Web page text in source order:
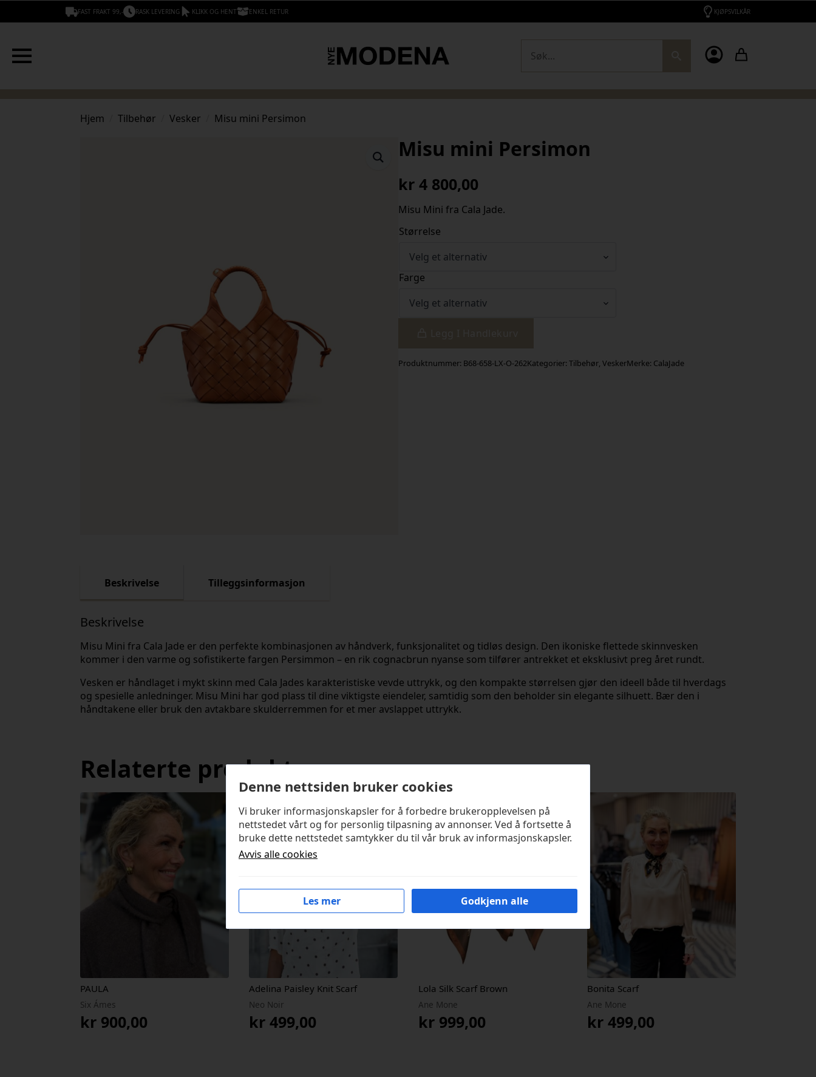
FAST FRAKT 99,- RASK LEVERING KLIKK OG HENT ENKEL RETUR KJØPSVILKÅR
Hjem Tilbehør Vesker Misu mini Persimon
Misu mini Persimon
kr 4 800,00
Misu Mini fra Cala Jade.
Størrelse
Farge
Produktnummer: B68-658-LX-O-262Kategorier: Tilbehør, VeskerMerke: CalaJade
Beskrivelse Tilleggsinformasjon
Beskrivelse
Misu Mini fra Cala Jade er den perfekte kombinasjonen av håndverk, funksjonalitet og tidløs design. Den ikoniske flettede skinnvesken
kommer i den varme og sofistikerte fargen Persimmon – en rik cognacbrun nyanse som tilfører antrekket et eksklusivt preg året rundt.
Vesken er håndlaget i mykt skinn med Cala Jades karakteristiske vevde uttrykk, og den kompakte størrelsen gjør den ideell både til hverdags
og spesielle anledninger. Misu Mini har god plass til dine viktigste eiendeler, samtidig som den beholder sin elegante silhuett. Bær den i
håndtakene eller bruk den avtakbare skulderremmen for et mer avslappet uttrykk.
Relaterte produkter
PAULA
Six Ámes
kr 900,00
Adelina Paisley Knit Scarf
Neo Noir
kr 499,00
Lola Silk Scarf Brown
Ane Mone
kr999,00
Bonita Scarf
Ane Mone
kr 499,00
Denne nettsiden bruker cookies
Vi bruker informasjonskapsler for å forbedre brukeropplevelsen på
nettstedet vårt og for personlig tilpasning av annonser. Ved å fortsette å
bruke dette nettstedet samtykker du til vår bruk av informasjonskapsler.
Avvis alle cookies
Les mer Godkjenn alle